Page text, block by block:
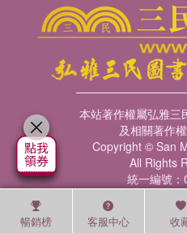
暢銷榜 客服中心 收
本站著作權屬弘雅三
及相關著作
Copyright © San
All Rights
統一編號